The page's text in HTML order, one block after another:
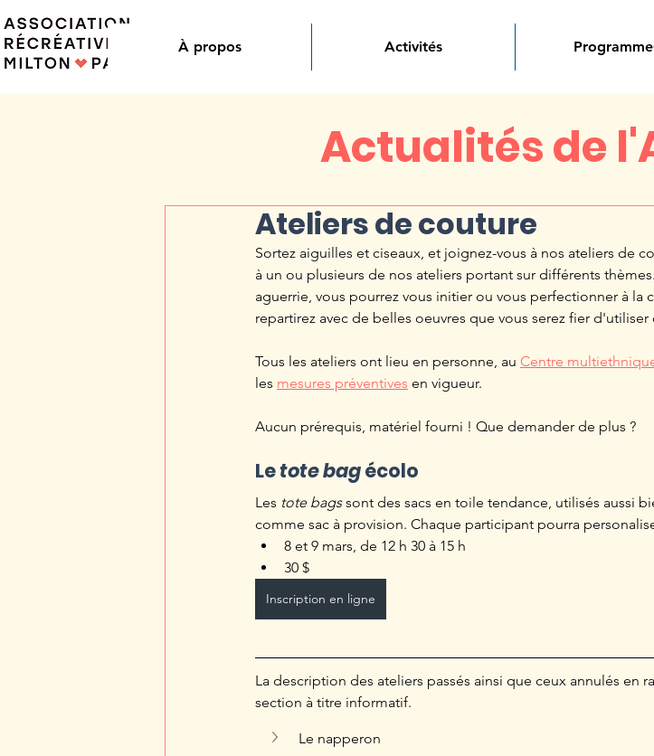
À propos Activités
Actualités de
Ateliers de couture
Sortez aiguilles et ciseaux, et joignez-vous à nos ateliers de
à un ou plusieurs de nos ateliers portant sur différents
aguerrie, vous pourrez vous initier ou vous perfectionner à la
repartirez avec de belles oeuvres que vous serez fier
Tous les ateliers ont lieu en personne, au Centre
les mesures préventives en vigueur.
Aucun prérequis, matériel fourni ! Que demander de plus ?
Le tote bag écolo
Les tote bags sont des sacs en toile tendance, utilisés aussi
comme sac à provision. Chaque participant pourra
8 et 9 mars, de 12 h 30 à 15 h
30 $
Inscription en ligne
La description des ateliers passés ainsi que ceux annulés en
section à titre informatif.
Le napperon